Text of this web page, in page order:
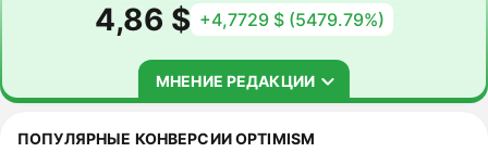
4,86 $ +4,7729 $ (5479.79%)
МНЕНИЕ РЕДАКЦИИ
РЕКОМЕНДАЦИЯ: ПОКУПАТЬ
ПОПУЛЯРНЫЕ КОНВЕРСИИ OPTIMISM